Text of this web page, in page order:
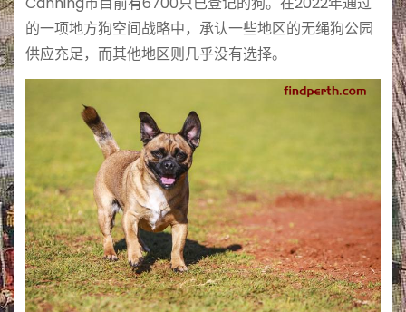
的一项地方狗空间战略中，承认一些地区的无绳狗公园
供应充足，而其他地区则几乎没有选择。